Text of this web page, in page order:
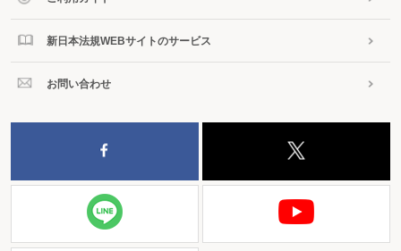
新日本法規WEBサイトのサービス
お問い合わせ